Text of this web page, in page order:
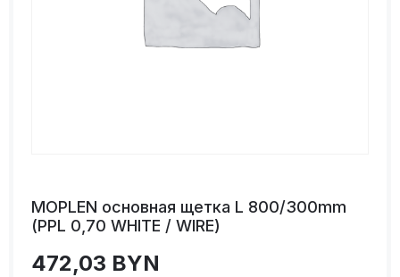
MOPLEN основная щетка L 800/300mm
(PPL 0,70 WHITE / WIRE)
472,03 BYN